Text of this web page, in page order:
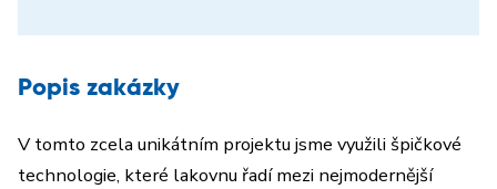
Popis zakázky
V tomto zcela unikátním projektu jsme využili špičkové
technologie, které lakovnu řadí mezi nejmodernější